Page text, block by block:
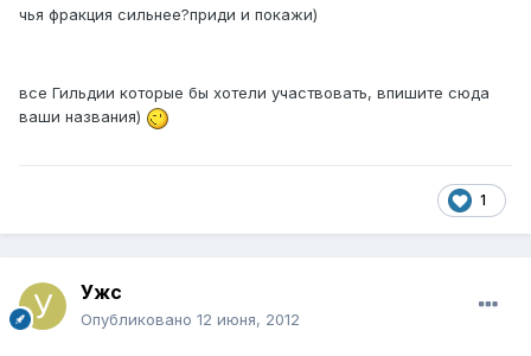
чья фракция сильнее?приди и покажи)
все Гильдии которые бы хотели участвовать, впишите сюда
ваши названия)
1
Ужс
Опубликовано 12 июня, 2012